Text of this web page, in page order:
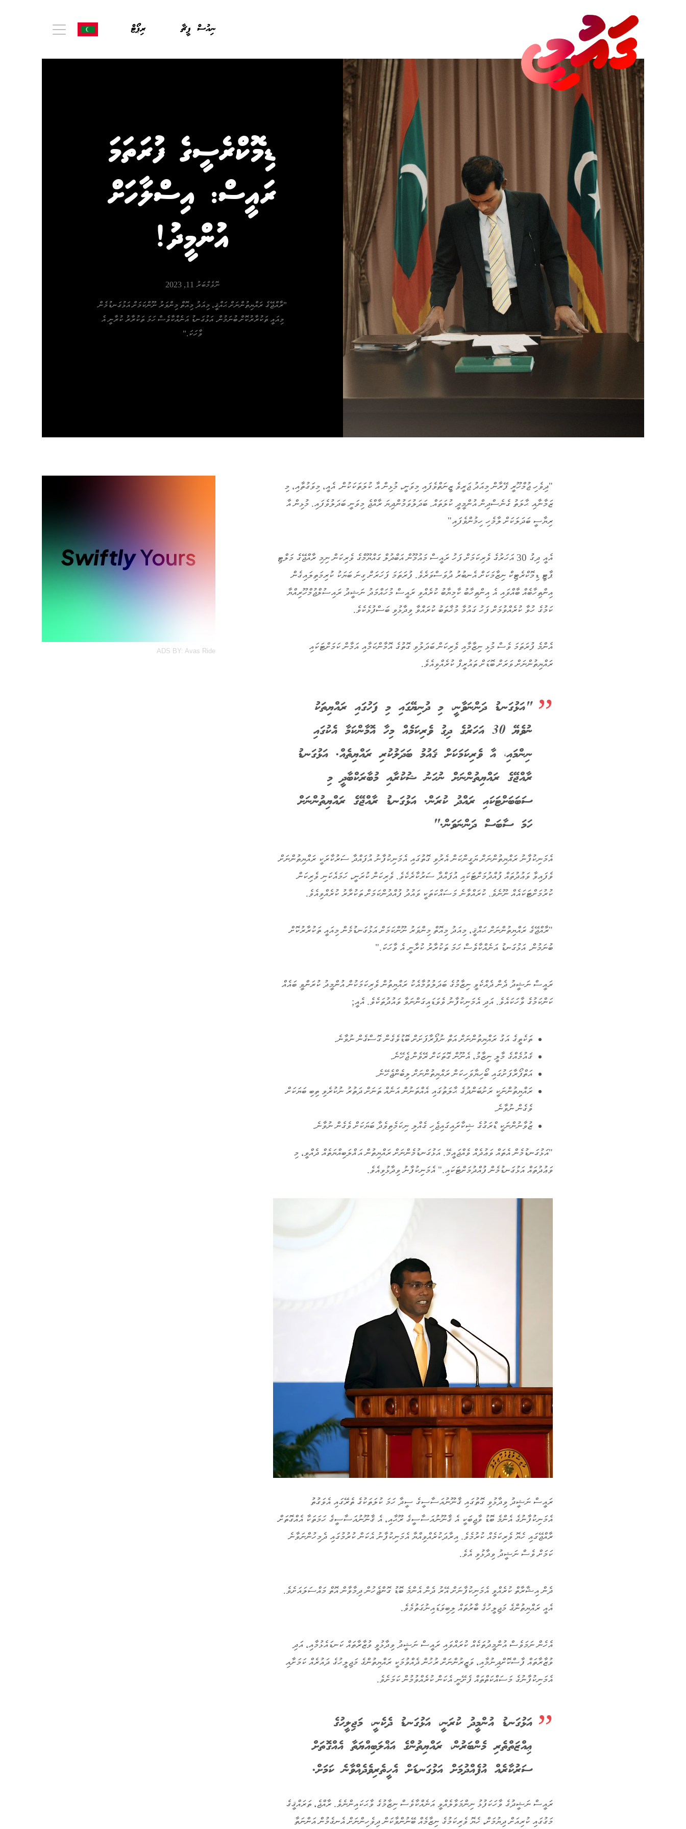
ނިއުސް ފީޗާ ރިޕޯޓް
ޑިމޮކްރެސީގެ ފުރަތަމަ
ރައީސް: އިސްލާހަށް
އުންމީދު!
ނޮވެމްބަރު 11, 2023
"ރާއްޖޭގެ ރައްޔިތުންނަށް ޙައްޤީ، މިއަދު މިއޮތް މިންވަރު ނޫންކަމަށް އަޅުގަނޑުމެން
މިއައީ ތަކުރާރުކޮށް ބުނަމުން. އަޅުގަނޑު އަނެއްކާވެސް ހަމަ ތަކުރާރު ކުރާނީ އެ
ވާހަކަ."
"ދިވެހި ޖުމްހޫރީ ފޭރާން މިއަދު ޖަރީވެ ޒީނަތްވެފައި މިވަނީ، މުޅިން އާ ކުލަތަކަކުން. އެއީ، މިވަގުތާއި، މި
ޒަމާނާއި ޙާލަތު ގެނެސްދިން އުންމީދީ ކުލަތައް. ބަދަލުވަމުންދިޔަ ރާއްޖެ މިވަނީ ބަދަލުވެފައި. މުޅިން އާ
ރިޔާސީ ބަދަލަކަށް ލާމެހި ހިމުންވެފައި"
އެއީ ދިގު 30 އަހަރުގެ ވެރިކަމަށް ފަހު ރައީސް މައުމޫން އަބްދުލް ގައްޔޫމްގެ ވެރިކަން ނިމި ރާއްޖޭގެ މަލްޓި
ޕާޓީ ޑިމޮކްރެޓިކް ނިޒާމަކަށް އެނބުރު ދުވަސްވަރެވެ. ފުރަތަމަ ފަހަރަށް ގިނަ ބަޔަކު ކުރިމަތިލައިގެން
އިންތިހާބެއް ބާއްވައި އެ އިންތިހާބު ކާމިޔާބު ކުރެއްވި ރައީސް މުހައްމަދު ނަޝީދު ރައިސުލްޖުމްހޫރިއްޔާ
ކަމުގެ ހުވާ ކުރެއްވުމަށް ފަހު ގައުމާ މުޚާތަބު ކުރައްވާ ވިދާޅުވި ބަސްފުޅެކެވެ.
އެންމެ ފުރަތަމަ ވެސް މުޅި ނިޒާމާއި ވެރިކަން ބަދަލުވި ގޮތުގެ އޮމާންކަމާއި އަމާން ކަމަށްޓަކައި
ރައްޔިތުންނަށް ވަރަށް ބޮޑަށް ތައުރީފް ކުރެއްވިއެވެ.
"އަޅުގަނޑު ދަންނަވާނީ، މި ދުނިޔޭގައި މި ފަހުގައި ރައްޔިތަކު
ނުވެޔޭ 30 އަހަރުގެ ދިގު ވެރިކަމެއް މިހާ އޮމާންކަމާ އެކުގައި
ނިންމައި، އާ ވެރިކަމަކަށް ޤައުމު ބަދަލުކުރި ރައްޔިތެއް. އަޅުގަނޑު
ރާއްޖޭގެ ރައްޔިތުންނަށް ނުހަނު ޝުކުރާއި މުބާރަކްބާދީ މި
ސަބަބަށްޓަކައި ރައްދު ކުރަން. އަޅުގަނޑު ރާއްޖޭގެ ރައްޔިތުންނަށް
ހަމަ ސާބަސް ދަންނަވަން."
އެމަނިކުފާނު ރައްޔިތުންނަށް ޔަގީންކަން އެރުވި ގޮތުގައި އެމަނިކުފާނު އުފައްދާ ސަރުކާރަކީ ރައްޔިތުންނަށް
ވެފައިވާ ވަޢުދުތައް ފުއްދުމަށްޓަކައި އުފައްދާ ސަރުކާރެކެވެ. ވެރިކަން ކުރަނީ، ހަމައެކަނި ވެރިކަން
ކުރުމަށްޓަކައެއް ނޫނެވެ. ކުރައްވާނެ މަސައްކަތަކީ ވައުދު ފުއްދުންކަމަށް ތަކުރާރު ކުރެއްވިއެވެ.
"ރާއްޖޭގެ ރައްޔިތުންނަށް ޙައްޤީ، މިއަދު މިއޮތް މިންވަރު ނޫންކަމަށް އަޅުގަނޑުމެން މިއައީ ތަކުރާރުކޮށް
ބުނަމުން. އަޅުގަނޑު އަނެއްކާވެސް ހަމަ ތަކުރާރު ކުރާނީ އެ ވާހަކަ."
ރައީސް ނަޝީދު ދެން ދެއްކެވީ ނިޒާމުގެ ބަދަލުވުމާއެކު ރައްޔިތުން ވެރިކަމަކުން އުންމީދު ކުރަންވީ ބައެއް
ކަންކަމުގެ ވާހަކައެވެ. އަދި އެމަނިކުފާނު ވެވަޑައިގަންނަވާ ވައުދުތަކެވެ. އެއީ;
ތަކެތީގެ އަގު ރައްޔިތުންނަށް އަތް ނުފޯރާފަށަށް ބޮޑުވެގެން ގޮސްގެން ނުވާނެ.
ޤައުމެއްގެ މާލީ ނިޒާމު، އެނޫން ގޮތަކަށް ރޭވެން ޖެހޭނެ.
އަތްފޯރާފަށުގައި ބޯހިޔާވަހިކަން ރައްޔިތުންނަށް ލިބެންޖެހޭނެ.
ރައްޔިތުންނަކީ ރަށުބަންދުގެ ޙާލަތުގައި އެއްތަނުން އަނެއް ތަނަށް ދަތުރު ނުކުރެވި ތިބި ބަޔަކަށް
ވެގެން ނުވާނެ.
ޒުވާނުންނަކީ ޑްރަގުގެ ޝިކާރައިގައިޖެހި ގެއްލި ނިކަމެތިވެދާ ބަޔަކަށް ވެގެން ނުވާނެ.
"އަޅުގަނޑުމެން އެތައް ވަޢުދެއް ވެއްޖައީމޭ. އަޅުގަނޑުމެންނަށް ރައްޔިތުން އަޣްލަބިއްޔަތެއް ދެއްވީ، މި
ވަޢުދުތައް އަޅުގަނޑުމެން ފުއްދުމަށްޓަކައި." އެމަނިކުފާނު ވިދާޅުވިއެވެ.
ރައީސް ނަޝީދު ވިދާޅުވި ގޮތުގައި ޤާނޫނުއަސާސީގެ ސީދާ ހަމަ ކުލަތަކުގެ ތެރޭގައި އެވަގުތު
އެމަނިކުފާނުގެ އެންމެ ބޮޑު ވާޖިބަކީ އެ ޤާނޫނުއަސާސީގެ ރޫޙާއި، އެ ޤާނޫނުއަސާސީގެ ހަމަތަކާ އެއްގޮތަށް
ރާއްޖޭގައި ހެޔޮ ވެރިކަމެއް ކުރުމެވެ. އިރާދަކުރެއްވިއްޔާ އެމަނިކުފާނު އެކަން ކުރުމުގައި ދެމިހުންނަވާނެ
ކަމަށް ވެސް ނަޝީދު ވިދާޅުވި އެވެ.
ދެން އިޝާރާތް ކުރެއްވީ އެމަނިކުފާނަށް އޭރު ދެން އެންމެ ބޮޑު ގޮންޖެހުން ދިމާވާން އޮތް މައްސަލައަށެވެ.
އެއީ ރައްޔިތުންގެ މަޖިލީހުގެ ބާރުތައް ލިބިވަޑައިނުގަތުމެވެ.
އެހެން ނަމަވެސް އުންމީދުތަކެއް ކުރައްވައި ރައީސް ނަޝީދު ވިދާޅުވީ ވުޒާރާތައް ކަނޑައެޅުމާއި، އަދި
ވުޒާރާތައް ފާސްކޮށްދިނުމާއި، ވަޒީރުންނަށް ރުހުން ދެއްވުމަކީ ރައްޔިތުންގެ މަޖިލީހުގެ ދައުރެއް ކަމަށާއި
އެމަނިކުފާނުގެ މަސައްކަތްތައް ފެށޭނީ އެކަން ކުރެއްވުމުން ކަމަށެވެ.
އަޅުގަނޑު އުންމީދު ކުރަނީ، އަޅުގަނޑު ދެކެނީ، މަޖިލީހުގެ
ޢިއްޒަތްތެރި މެންބަރުން، ރައްޔިތުންގެ އަޣްލަބިއްޔަތާ އެއްގޮތަށް
ސަރުކާރެއް އުފެއްދުމަށް އަޅުގަނޑަށް އެހީތެރިވެދެއްވާނެ ކަމަށް.
ރައީސް ނަޝީދުގެ ވާހަކަފުޅު ނިންމަވާލެއްވީ އަނެއްކާވެސް ނިޒާމުގެ ވާޙަކައިންނެވެ. ރާއްޖެ، ތަރައްޤީގެ
މަގުގައި ކުރިއަށް ދިޔުމަށް، ހެޔޮ ވެރިކަމުގެ ނިޒާމެއް ބޭނުންވާކަން ދިވެހިންނަށް އެނގެމުން އަންނަތާ
ADS BY: Avas Ride